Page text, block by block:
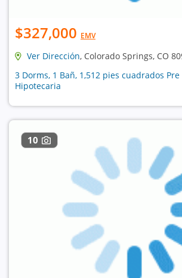
$327,000 EMV
Ver Dirección, Colorado Springs, CO
3 Dorms, 1 Bañ, 1,512 pies cuadrados
Hipotecaria
10